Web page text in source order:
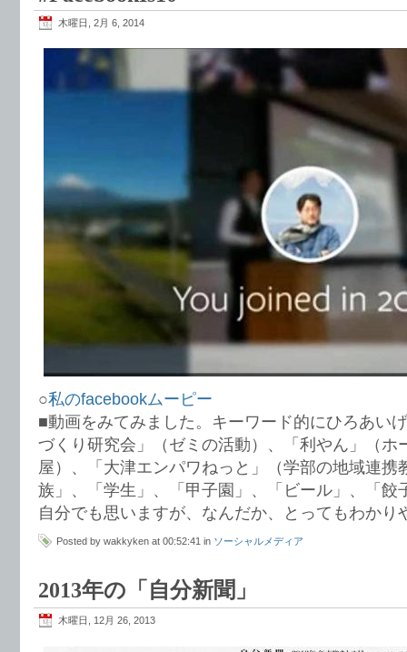
木曜日, 2月 6, 2014
○私のfacebookムーピー
■動画をみてみました。キーワード的にひろあい
づくり研究会」（ゼミの活動）、「利やん」（ホ
屋）、「大津エンパワねっと」（学部の地域連携
族」、「学生」、「甲子園」、「ビール」、「
自分でも思いますが、なんだか、とってもわかり
Posted by wakkyken at 00:52:41 in ソーシャルメディア
2013年の「自分新聞」
木曜日, 12月 26, 2013